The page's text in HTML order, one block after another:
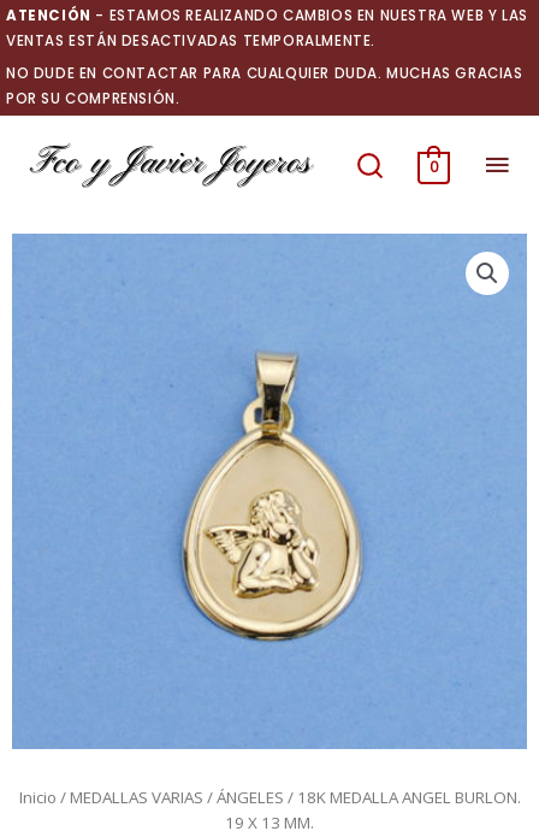
Ir
al
contenido
ATENCIÓN - ESTAMOS REALIZANDO CAMBIOS EN NUESTRA WEB Y LAS
VENTAS ESTÁN DESACTIVADAS TEMPORALMENTE.
NO DUDE EN CONTACTAR PARA CUALQUIER DUDA. MUCHAS GRACIAS
POR SU COMPRENSIÓN.
0
Inicio / MEDALLAS VARIAS /ÁNGELES / 18K MEDALLA ANGEL BURLON.
19 X 13 MM.